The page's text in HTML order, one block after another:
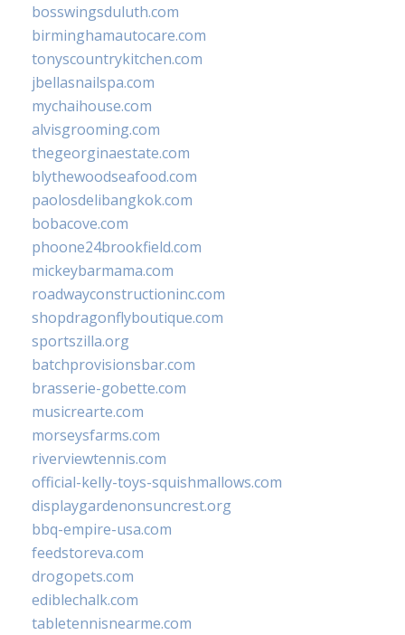
bosswingsduluth.com
birminghamautocare.com
tonyscountrykitchen.com
jbellasnailspa.com
mychaihouse.com
alvisgrooming.com
thegeorginaestate.com
blythewoodseafood.com
paolosdelibangkok.com
bobacove.com
phoone24brookfield.com
mickeybarmama.com
roadwayconstructioninc.com
shopdragonflyboutique.com
sportszilla.org
batchprovisionsbar.com
brasserie-gobette.com
musicrearte.com
morseysfarms.com
riverviewtennis.com
official-kelly-toys-squishmallows.com
displaygardenonsuncrest.org
bbq-empire-usa.com
feedstoreva.com
drogopets.com
ediblechalk.com
tabletennisnearme.com